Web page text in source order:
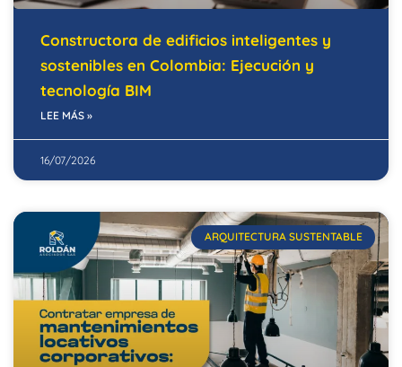
Constructora de edificios inteligentes y
sostenibles en Colombia: Ejecución y
tecnología BIM
LEE MÁS »
16/07/2026
ARQUITECTURA SUSTENTABLE